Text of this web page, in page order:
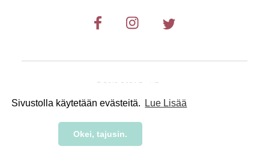
Sivustolla käytetään evästeitä. Lue Lisää
Okei, tajusin.
© 2019-2024 RetkiRent .